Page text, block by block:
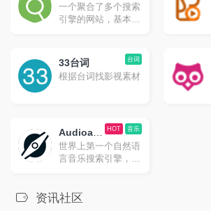
一个聚合了多个搜索
引擎的网站，基本想
唯一的缺点就是由于
聚合的太多了且采用
的是 iframe，所以对
台词
33台词
根据台词找影视素材
音乐
HOT
Audioatla
s
世界上第一个自然语
言音乐搜索引擎，在
合你的音乐。
资讯社区